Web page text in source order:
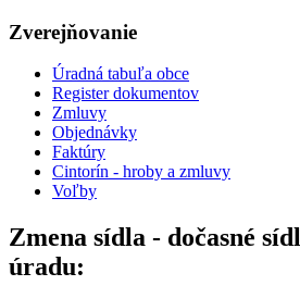
Zverejňovanie
Úradná tabuľa obce
Register dokumentov
Zmluvy
Objednávky
Faktúry
Cintorín - hroby a zmluvy
Voľby
Zmena sídla - dočasné
úradu: